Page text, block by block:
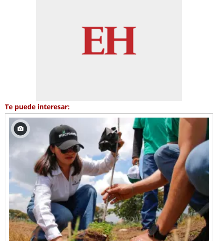
Te puede interesar: